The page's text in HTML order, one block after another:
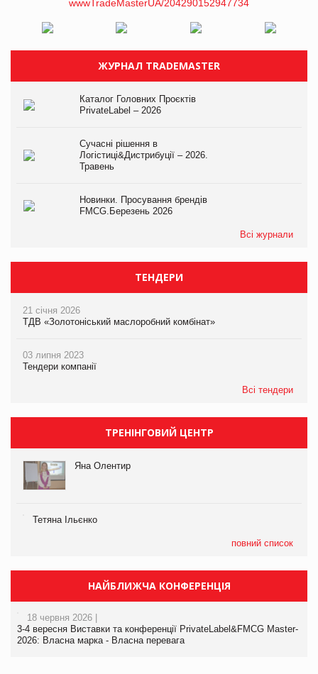
ЖУРНАЛ TRADEMASTER
Каталог Головних Проєктів
PrivateLabel – 2026
Сучасні рішення в
Логістиці&Дистрибуції – 2026.
Травень
Новинки. Просування брендів
FMCG.Березень 2026
Всі журнали
ТЕНДЕРИ
21 січня 2026
ТДВ «Золотоніський маслоробний комбінат»
03 липня 2023
Тендери компанії
Всі тендери
ТРЕНІНГОВИЙ ЦЕНТР
Яна Олентир
Тетяна Ільєнко
повний список
НАЙБЛИЖЧА КОНФЕРЕНЦІЯ
18 червня 2026 |
3-4 вересня Виставки та конференції PrivateLabel&FMCG Master-
2026: Власна марка - Власна перевага